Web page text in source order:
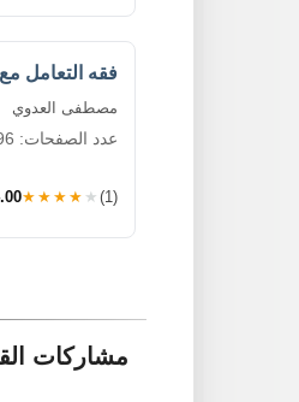
فقه التعامل مع
مصطفى العدوي
عدد الصفحات: 196
★★★★★ (1)
مشاركات